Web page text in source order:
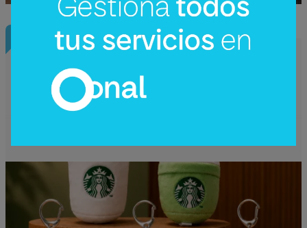
InfoNegocios Miami
Starbucks Japón y la cápsula
coleccionable que vale más que el café
(el producto se convierte en ecosistema)